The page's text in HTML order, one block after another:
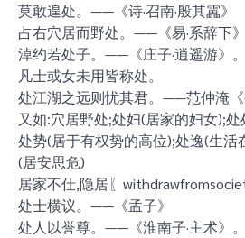
莫敢遑处。——《诗·召南·殷其靁》
占右穴居而野处。——《易·系辞下》
淖约若处子。——《庄子·逍遥游》
凡士或女未用皆称处。
处江湖之远则忧其君。——范仲淹《
又如:穴居野处;处妇(居家的妇女);
处势(居于有权势的高位);处逸(生活
(居安思危)
居家不仕,隐居〖
处士横议。——《孟子》
处人以誉尊。——《淮南子·主术》